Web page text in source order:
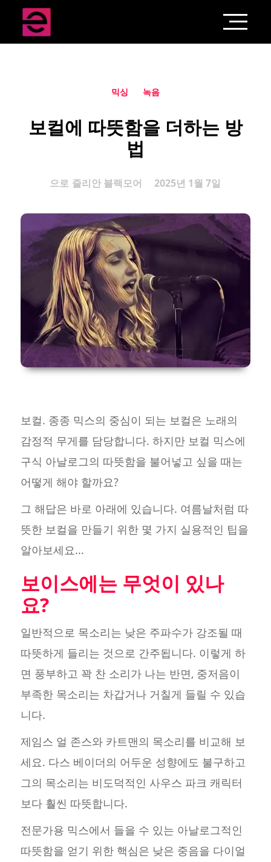
믹싱 녹음
보컬에 따뜻함을 더하는 방
법
으로 줄리안 블랙모어 2025년 1월 7일
보컬. 종종 믹스의 중심이 되는 보컬은 노래의
감정적 무게를 담당합니다. 하지만 보컬 믹스에
구식 아날로그의 따뜻함을 불어넣고 싶을 때는
어떻게 해야 할까요?
그 해답은 바로 아래에 있습니다. 여름날처럼 따
뜻한 보컬을 만들기 위한 몇 가지 실용적인 팁을
알아보세요...
보이스에는 무엇이 있나
요?
일반적으로 목소리는 낮은 주파수가 강조될 때
따뜻하게 들리는 것으로 간주됩니다. 이렇게 하
면 풍부하고 꽉 찬 소리가 나는 반면, 중저음이
부족한 목소리는 차갑거나 거칠게 들릴 수 있습
니다.
제임스 얼 존스와 카트맨의 목소리를 비교해 보
세요. 다스 베이더의 어두운 성향에도 불구하고
그의 목소리는 비도덕적인 사우스 파크 캐릭터
보다 훨씬 따뜻합니다.
전문가용 믹스에서 들을 수 있는 아날로그적인
따뜻함을 얻기 위한 핵심은 낮은 중음을 다이얼